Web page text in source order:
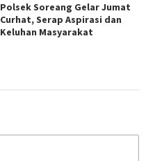
Polsek Soreang Gelar Jumat
Curhat, Serap Aspirasi dan
Keluhan Masyarakat